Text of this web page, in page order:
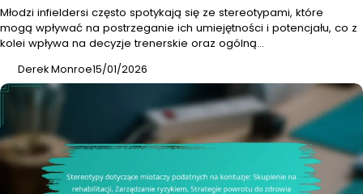
Młodzi infieldersi często spotykają się ze stereotypami, które
mogą wpływać na postrzeganie ich umiejętności i potencjału, co z
kolei wpływa na decyzje trenerskie oraz ogólną…
Derek Monroe15/01/2026